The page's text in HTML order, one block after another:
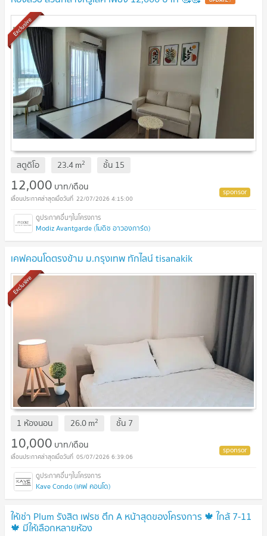
Exclusive
สตูดิโอ 23.4m2 ชั้น 15
12,000 บาท/เดือน
22/07/2026 4:15:00
Modiz Avantgarde (โมดิซ อาวองการ์ด)
เคฟคอนโดตรงข้าม ม.กรุงเทพ ทักไลน์ tisanakik
Exclusive
1 ห้องนอน 26.0m2 ชั้น 7
10,000 บาท/เดือน
05/07/2026 6:39:06
Kave Condo (เคฟ คอนโด)
ให้เช่า Plum รังสิต เฟรช ตึก A หน้าสุดของโครงการ 🍁 ใกล้ 7-11
🍁 มีให้เลือกหลายห้อง